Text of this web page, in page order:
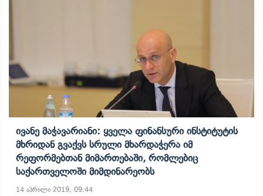
Ივანე Მაჭავარიანი: Ყველა Ფინანსური Ინსტიტუტის
Მხრიდან Გვაქვს Სრული Მხარდაჭერა Იმ
Რეფორმებთან Მიმართებაში, Რომლებიც
Საქართველოში Მიმდინარეობს
14 აპრილი 2019, 09:44